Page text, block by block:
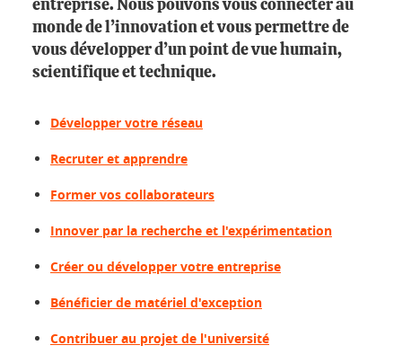
entreprise. Nous pouvons vous connecter au
monde de l’innovation et vous permettre de
vous développer d’un point de vue humain,
scientifique et technique.
Développer votre réseau
Recruter et apprendre
Former vos collaborateurs
Innover par la recherche et l'expérimentation
Créer ou développer votre entreprise
Bénéficier de matériel d'exception
Contribuer au projet de l'université